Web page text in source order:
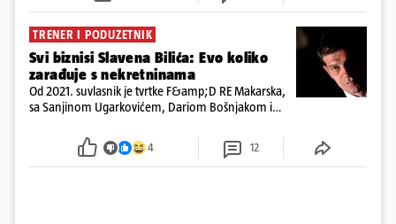
TRENER I PODUZETNIK
Svi biznisi Slavena Bilića: Evo koliko
zarađuje s nekretninama
Od 2021. suvlasnik je tvrtke F&amp;D RE Makarska,
sa Sanjinom Ugarkovićem, Dariom Bošnjakom i
poslovanje nekretninama, a od osnutka nema
zaposlenih
4 12